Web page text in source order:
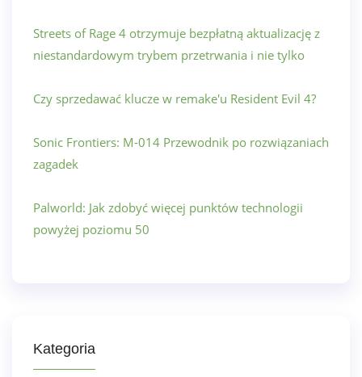
Streets of Rage 4 otrzymuje bezpłatną aktualizację z
niestandardowym trybem przetrwania i nie tylko
Czy sprzedawać klucze w remake'u Resident Evil 4?
Sonic Frontiers: M-014 Przewodnik po rozwiązaniach
zagadek
Palworld: Jak zdobyć więcej punktów technologii
powyżej poziomu 50
Kategoria